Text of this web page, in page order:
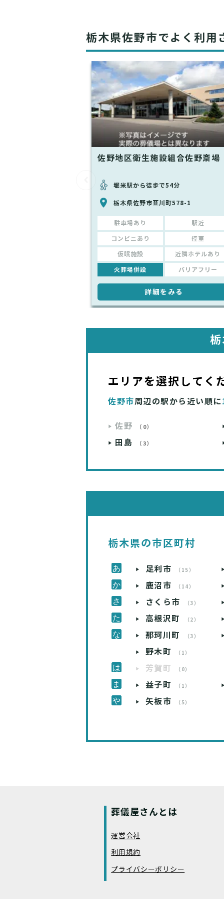
栃木県佐野市でよく利用
佐野地区衛生施設組合佐野斎場
堀米駅から徒歩で54分
栃木県佐野市韮川町578-1
駐車場あり 駅近
コンビニあり 控室
仮眠施設 近隣ホテルあり
火葬場併設 バリアフリー
詳細をみる
エリアを選択してく
佐野市周辺の駅から近い順に
佐野 （0）
田島 （3）
栃木県の市区町村
足利市 （15）
鹿沼市 （14）
さくら市 （3）
高根沢町 （2）
那珂川町 （3）
野木町 （1）
芳賀町 （0）
益子町 （1）
矢板市 （5）
葬儀屋さんとは
運営会社
利用規約
プライバシーポリシー